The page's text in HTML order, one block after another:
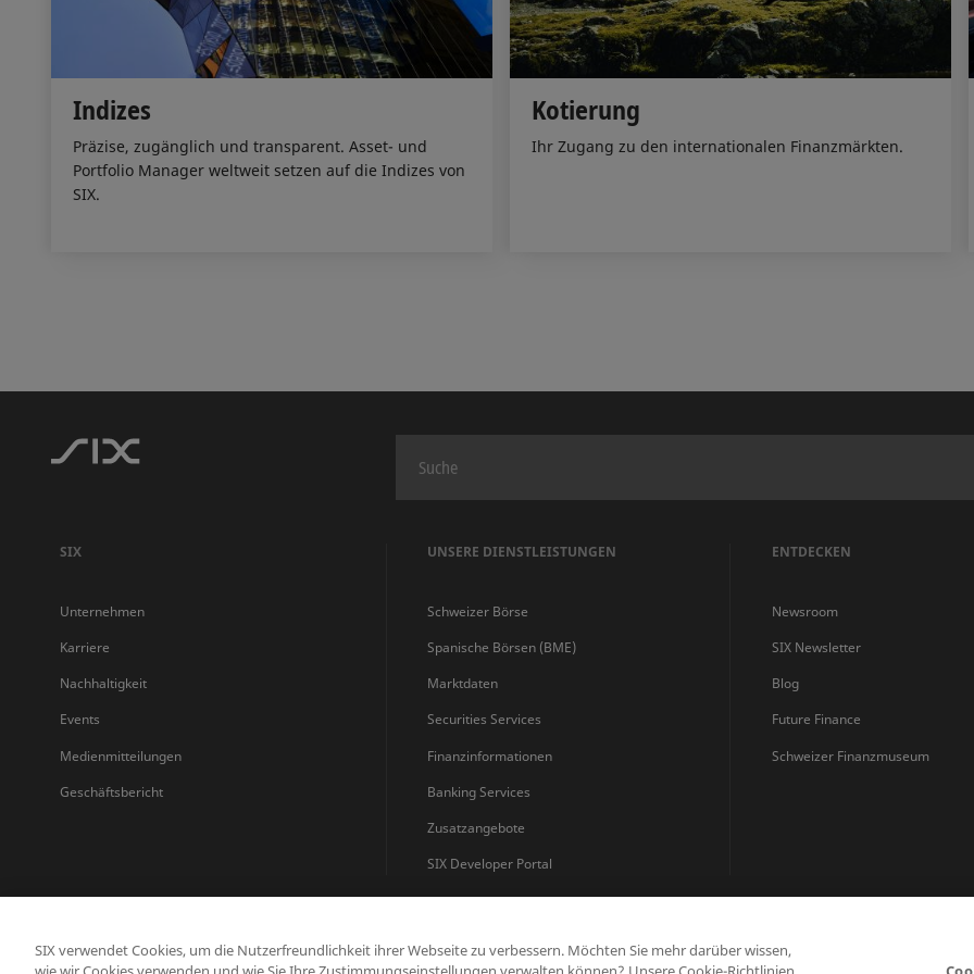
Indizes
Präzise, zugänglich und transparent. Asset- und
Portfolio Manager weltweit setzen auf die Indizes von
SIX.
Kotierung
Ihr Zugang zu den internationalen Finanzmärkten.
SIX
Unternehmen
Karriere
Nachhaltigkeit
Events
Medienmitteilungen
Geschäftsbericht
UNSERE DIENSTLEISTUNGEN
Schweizer Börse
Spanische Börsen (BME)
Marktdaten
Securities Services
Finanzinformationen
Banking Services
Zusatzangebote
SIX Developer Portal
ENTDECKEN
Newsroom
SIX Newsletter
Blog
Future Finance
Schweizer Finanzmuseum
Datenschutzerklärung Nutzungsbedingungen
SIX verwendet Cookies, um die Nutzerfreundlichkeit ihrer Webseite zu verbessern. Möchten Sie mehr darüber wissen,